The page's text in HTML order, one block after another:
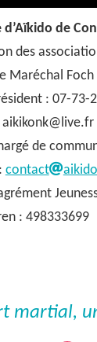
d’Aïkido de
des
Maréchal
: 07-73-
de
contact
: 498333699
martial,